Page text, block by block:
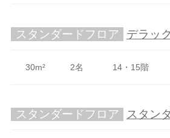
スタンダードフロア デラッ
30m² 2名 14・15階
スタンダードフロア スタン